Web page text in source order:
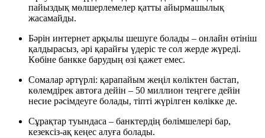
пайыздық мөлшерлемелер қатты айырмашылық
жасамайды.
Бәрін интернет арқылы шешуге болады – онлайн өтініш
қалдырасыз, әрі қарайғы үдеріс те сол жерде жүреді.
Көбіне банкке барудың өзі қажет емес.
Сомалар әртүрлі: қарапайым жеңіл көліктен бастап,
көлемдірек автоға дейін – 50 миллион теңгеге дейін
несие рәсімдеуге болады, тіпті жүрілген көлікке де.
Сұрақтар туындаса – банктердің бөлімшелері бар,
кезексіз-ақ кеңес алуға болады.